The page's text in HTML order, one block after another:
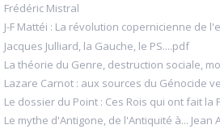
Frédéric Mistral
J-F Mattéi : La révolution copernicienne de
Jacques Julliard, la Gauche, le PS....pdf
La théorie du Genre, destruction sociale,
Lazare Carnot : aux sources du Génocide
Le dossier du Point : Ces Rois qui ont fait la
Le mythe d'Antigone, de l'Antiquité à... Jean